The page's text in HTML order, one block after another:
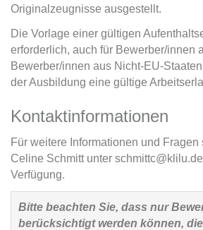
Originalzeugnisse ausgestellt.
Die Vorlage einer gültigen
erforderlich, auch für Bewerber/innen
Bewerber/innen aus Nicht-EU-
der Ausbildung eine gültige
Kontaktinformationen
Für weitere Informationen und Fragen
Celine Schmitt unter
Verfügung.
Bitte beachten Sie, dass nur
berücksichtigt werden können,